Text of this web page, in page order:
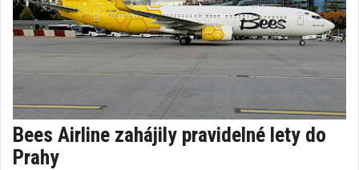
Bees Airline zahájily pravidelné lety do
Prahy